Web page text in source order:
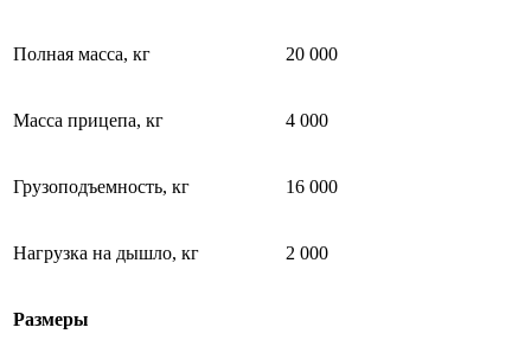
Полная масса, кг 20 000
Масса прицепа, кг 4 000
Грузоподъемность, кг 16 000
Нагрузка на дышло, кг 2 000
Размеры